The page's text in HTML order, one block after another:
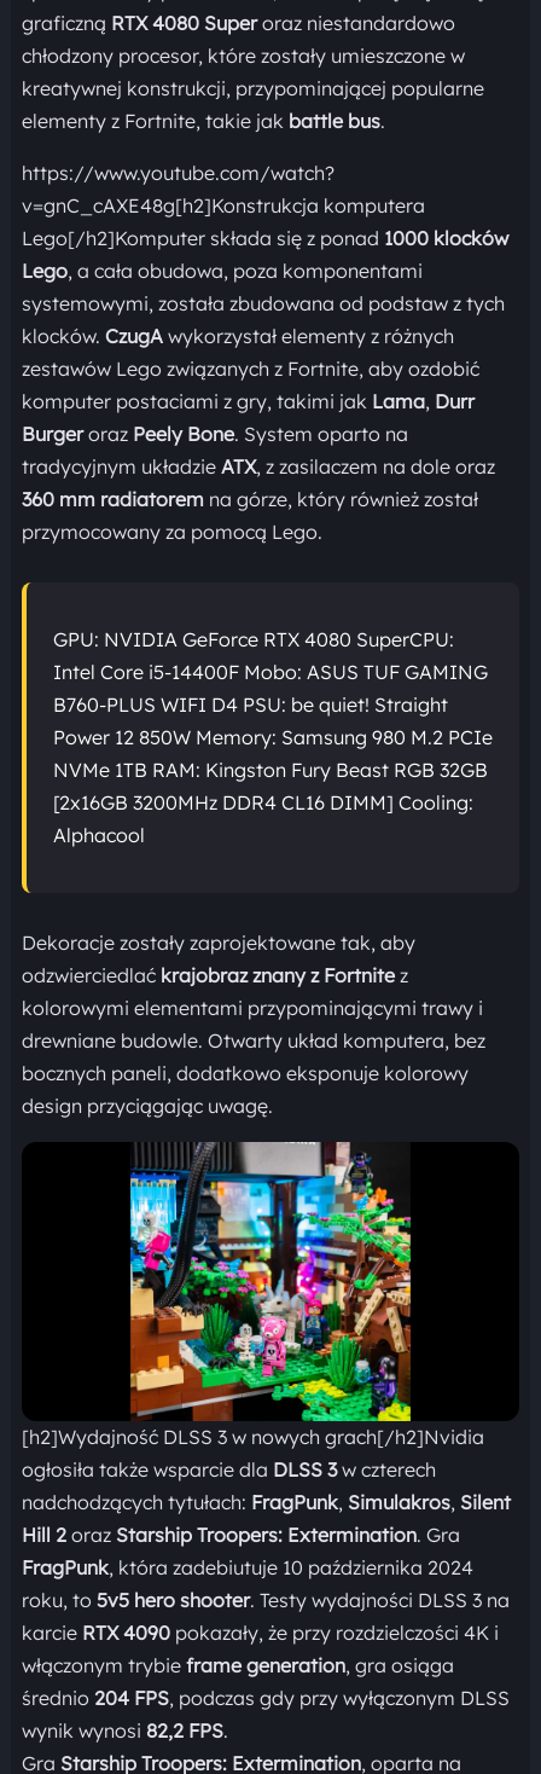
graficzną RTX 4080 Superoraz niestandardowo
chłodzony procesor, które zostały umieszczone w
kreatywnej konstrukcji, przypominającej popularne
elementy z Fortnite, takie jak battle bus.
https://www.youtube.com/watch?
v=gnC_cAXE48g[h2]Konstrukcja komputera
Lego[/h2]Komputer składa się z ponad 1000 klocków
Lego, a cała obudowa, poza komponentami
systemowymi, została zbudowana od podstaw z tych
klocków. CzugAwykorzystał elementy z różnych
zestawów Lego związanych z Fortnite, aby ozdobić
komputer postaciami z gry, takimi jak Lama, Durr
Burgeroraz Peely Bone. System oparto na
tradycyjnym układzie ATX, z zasilaczem na dole oraz
360 mm radiatoremna górze, który również został
przymocowany za pomocą Lego.
GPU: NVIDIA GeForce RTX 4080 SuperCPU:
Intel Core i5-14400F Mobo: ASUS TUF GAMING
B760-PLUS WIFI D4 PSU: be quiet! Straight
Power 12 850W Memory: Samsung 980 M.2 PCIe
NVMe 1TB RAM: Kingston Fury Beast RGB 32GB
[2x16GB 3200MHz DDR4 CL16 DIMM] Cooling:
Alphacool
Dekoracje zostały zaprojektowane tak, aby
odzwierciedlać krajobraz znany z Fortnitez
kolorowymi elementami przypominającymi trawy i
drewniane budowle. Otwarty układ komputera, bez
bocznych paneli, dodatkowo eksponuje kolorowy
design przyciągając uwagę.
[h2]Wydajność DLSS 3 w nowych grach[/h2]Nvidia
ogłosiła także wsparcie dla DLSS 3w czterech
nadchodzących tytułach: FragPunk, Simulakros, Silent
Hill 2oraz Starship Troopers: Extermination. Gra
FragPunk, która zadebiutuje 10 października 2024
roku, to 5v5 hero shooter. Testy wydajności DLSS 3 na
karcie RTX 4090pokazały, że przy rozdzielczości 4K i
włączonym trybie frame generation, gra osiąga
średnio 204 FPS, podczas gdy przy wyłączonym DLSS
wynik wynosi 82,2 FPS.
Gra Starship Troopers: Extermination, oparta na